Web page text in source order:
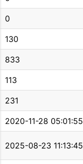
0
130
833
113
231
2020-11-28 05:01:55
2025-08-23 11:13:45